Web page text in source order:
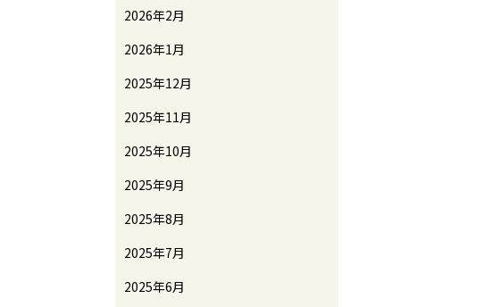
2026年2月
2026年1月
2025年12月
2025年11月
2025年10月
2025年9月
2025年8月
2025年7月
2025年6月